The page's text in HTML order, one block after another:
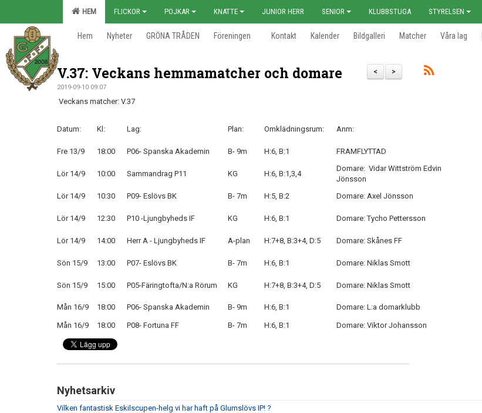
HEM FLICKOR POJKAR KNATTE JUNIOR HERR SENIOR KLUBBSTUGA STYRELSEN
Hem Nyheter GRÖNA TRÅDEN Föreningen Kontakt Kalender Bildgalleri Matcher Våra lag
>
<
V.37: Veckans hemmamatcher och domare
2019-09-10 09:07
Veckans matcher: V.37
Datum: Kl: Lag: Plan: Omklädningsrum: Anm:
Fre 13/9 18:00 P06- Spanska Akademin B- 9m H:6, B:1 FRAMFLYTTAD
Lör 14/9 10:00 Sammandrag P11 KG H:6, B:1,3,4
Domare: Vidar Wittström Edvin
Jönsson
Lör 14/9
10:30 P09- Eslövs BK B- 7m H:5, B:2 Domare: Axel Jönsson
Lör 14/9 12:30 P10 -Ljungbyheds IF KG H:6, B:1 Domare: Tycho Pettersson
Lör 14/9 14:00 Herr A - Ljungbyheds IF A-plan H:7+8, B:3+4, D:5 Domare: Skånes FF
Sön 15/9 13:00 P07- Eslövs BK B- 7m H:6, B:1 Domare: Niklas Smott
Sön 15/9 15:00 P05-Färingtofta/N:a Rörum KG H:7+8, B:3+4, D:5 Domare: Niklas Smott
Mån 16/9 18:00 P06- Spanska Akademin B- 9m H:6, B:1 Domare: L:a domarklubb
Mån 16/9 18:00 P08- Fortuna FF B- 7m H:6, B:1 Domare: Viktor Johansson
Nyhetsarkiv
Vilken fantastisk Eskilscupen-helg vi har haft på Glumslövs IP! ?